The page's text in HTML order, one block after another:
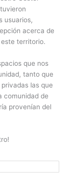
usuarios,
acerca de
territorio.
que nos
tanto que
las que
comunidad de
provenían del